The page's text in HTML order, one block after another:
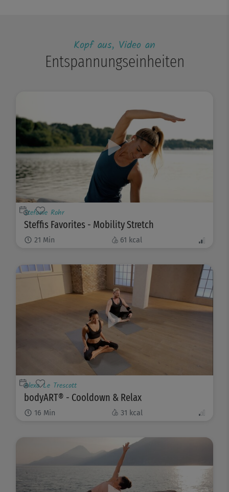
Kopf aus, Video an
Entspannungseinheiten
Stefanie Rohr
Steffis Favorites - Mobility Stretch
21 Min 61 kcal
Alexa Le Trescott
bodyART® - Cooldown & Relax
16 Min 31 kcal